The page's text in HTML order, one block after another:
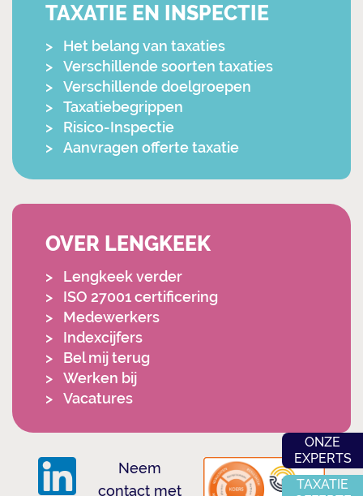
ONZE
EXPERTS
TAXATIE
TAXATIE EN INSPECTIE
Het belang van taxaties
Verschillende soorten taxaties
Verschillende doelgroepen
Taxatiebegrippen
Risico-Inspectie
Aanvragen offerte taxatie
OVER LENGKEEK
Lengkeek verder
ISO 27001 certificering
Medewerkers
Indexcijfers
Bel mij terug
Werken bij
Vacatures
Neem
contact met